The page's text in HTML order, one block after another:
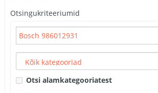
Otsingukriteeriumid
Otsi alamkategooriatest